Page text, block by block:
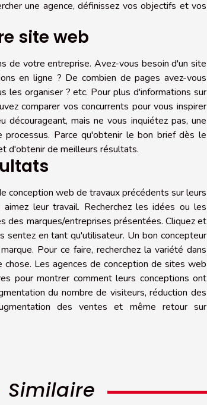
une agence, définissez vos objectifs et vos
site web
de votre entreprise. Avez-vous besoin d'un site
en ligne ? De combien de pages avez-vous
les organiser ? etc. Pour plus d'informations sur
comparer vos concurrents pour vous inspirer
mais ne vous inquiétez pas, une
Parce qu'obtenir le bon brief dès le
d'obtenir de meilleurs résultats.
conception web de travaux précédents sur leurs
leur travail. Recherchez les idées ou les
des marques/entreprises présentées. Cliquez et
sentez en tant qu'utilisateur. Un bon concepteur
Pour ce faire, recherchez la variété dans
Les agences de conception de sites web
pour montrer comment leurs conceptions ont
du nombre de visiteurs, réduction des
des ventes et même retour sur
Similaire